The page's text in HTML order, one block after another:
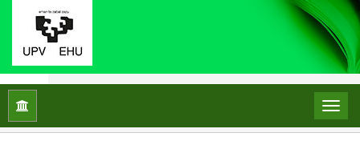
Inicio